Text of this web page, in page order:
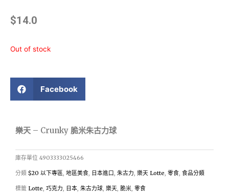
$14.0
Out of stock
Facebook
樂天 – Crunky 脆米朱古力球
庫存單位 4903333025466
分類 $20 以下專區, 地區美食, 日本進口, 朱古力, 樂天 Lotte, 零食, 食品分類
標籤 Lotte, 巧克力, 日本, 朱古力球, 樂天, 脆米, 零食